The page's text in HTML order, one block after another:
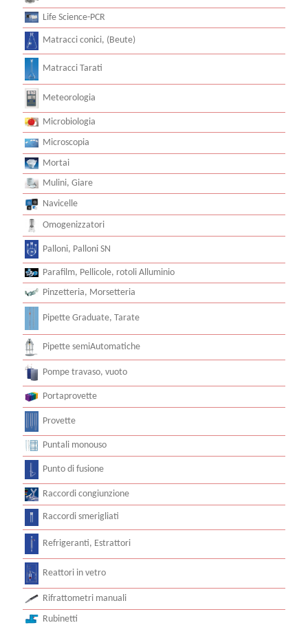
Life Science-PCR
Matracci conici, (Beute)
Matracci Tarati
Meteorologia
Microbiologia
Microscopia
Mortai
Mulini, Giare
Navicelle
Omogenizzatori
Palloni, Palloni SN
Parafilm, Pellicole, rotoli Alluminio
Pinzetteria, Morsetteria
Pipette Graduate, Tarate
Pipette semiAutomatiche
Pompe travaso, vuoto
Portaprovette
Provette
Puntali monouso
Punto di fusione
Raccordi congiunzione
Raccordi smerigliati
Refrigeranti, Estrattori
Reattori in vetro
Rifrattometri manuali
Rubinetti